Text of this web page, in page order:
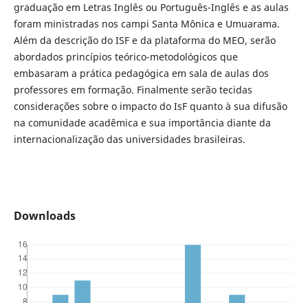
graduação em Letras Inglês ou Português-Inglês e as aulas
foram ministradas nos campi Santa Mônica e Umuarama.
Além da descrição do ISF e da plataforma do MEO, serão
abordados princípios teórico-metodológicos que
embasaram a prática pedagógica em sala de aulas dos
professores em formação. Finalmente serão tecidas
considerações sobre o impacto do IsF quanto à sua difusão
na comunidade acadêmica e sua importância diante da
internacionalização das universidades brasileiras.
Downloads